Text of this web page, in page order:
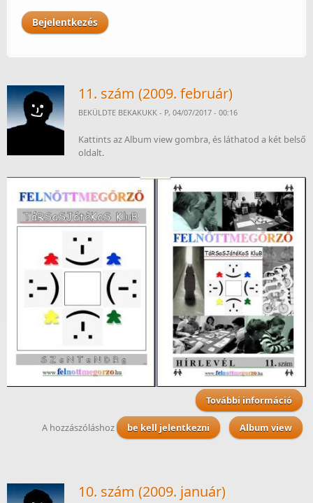
11. szám (2009. február)
BEKÜLDTE BEKAKUKK - P, 04/07/2017 - 00:16
Kattints az Album view gombra, és láthatod a két belső
oldalt.
További információ11.
A hozzászóláshoz be kell jelentkezni Album view
10. szám (2009. január)